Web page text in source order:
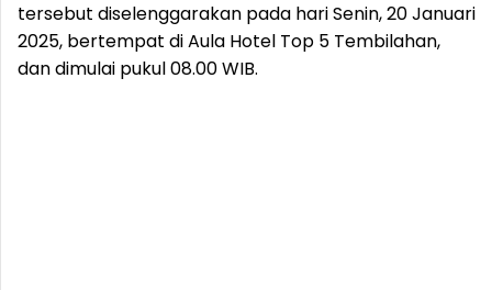
tersebut diselenggarakan pada hari Senin, 20 Januari
2025, bertempat di Aula Hotel Top 5 Tembilahan,
dan dimulai pukul 08.00 WIB.